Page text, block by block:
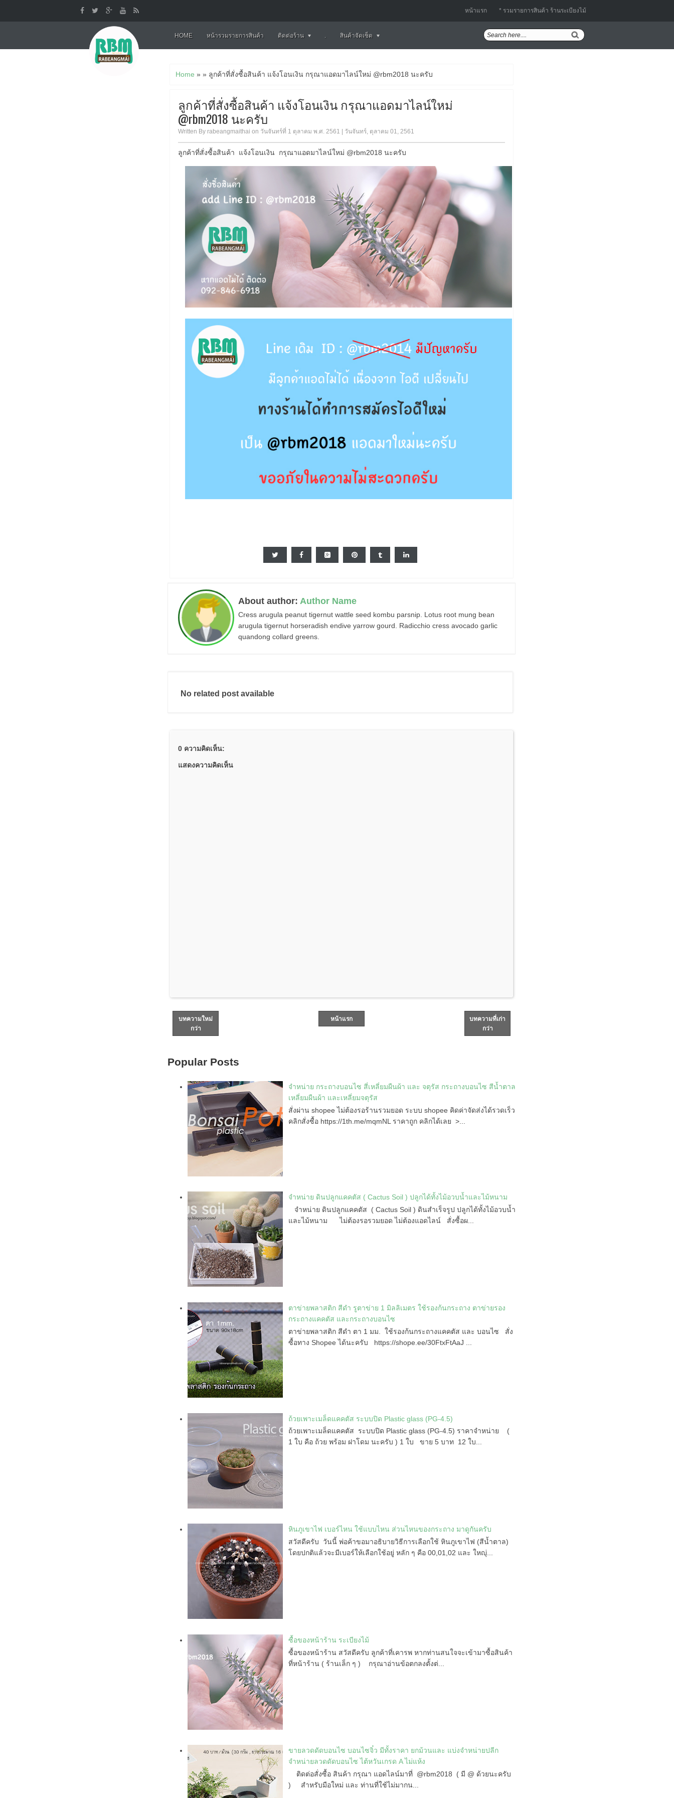
หน้าแรก * รวมรายการสินค้า ร้านระเบียงไม้
HOME หน้ารวมรายการสินค้า ติดต่อร้าน . สินค้าจัดเซ็ต
Home » » ลูกค้าที่สั่งซื้อสินค้า แจ้งโอนเงิน กรุณาแอดมาไลน์ใหม่ @rbm2018 นะครับ
ลูกค้าที่สั่งซื้อสินค้า แจ้งโอนเงิน กรุณาแอดมาไลน์ใหม่
@rbm2018 นะครับ
Written By rabeangmaithai on วันจันทร์ที่ 1 ตุลาคม พ.ศ. 2561 | วันจันทร์, ตุลาคม 01, 2561
ลูกค้าที่สั่งซื้อสินค้า แจ้งโอนเงิน กรุณาแอดมาไลน์ใหม่ @rbm2018 นะครับ
About author: Author Name
Cress arugula peanut tigernut wattle seed kombu parsnip. Lotus root mung bean
arugula tigernut horseradish endive yarrow gourd. Radicchio cress avocado garlic
quandong collard greens.
No related post available
0 ความคิดเห็น:
แสดงความคิดเห็น
บทความใหม่
กว่า
บทความที่เก่า
กว่า
หน้าแรก
Popular Posts
จำหน่าย กระถางบอนไซ สี่เหลี่ยมผืนผ้า และ จตุรัส กระถางบอนไซ สีน้ำตาล
เหลี่ยมผืนผ้า และเหลี่ยมจตุรัส
สั่งผ่าน shopee ไม่ต้องรอร้านรวมยอด ระบบ shopee คิดค่าจัดส่งได้รวดเร็ว
คลิกสั่งซื้อ https://1th.me/mqmNL ราคาถูก คลิกได้เลย >...
จำหน่าย ดินปลูกแคคตัส ( Cactus Soil ) ปลูกได้ทั้งไม้อวบน้ำและไม้หนาม
จำหน่าย ดินปลูกแคคตัส ( Cactus Soil ) ดินสำเร็จรูป ปลูกได้ทั้งไม้อวบน้ำ
และไม้หนาม ไม่ต้องรอรวมยอด ไม่ต้องแอดไลน์ สั่งซื้อผ...
ตาข่ายพลาสติก สีดำ รูตาข่าย 1 มิลลิเมตร ใช้รองก้นกระถาง ตาข่ายรอง
กระถางแคคตัส และกระถางบอนไซ
ตาข่ายพลาสติก สีดำ ตา 1 มม. ใช้รองก้นกระถางแคคตัส และ บอนไซ สั่ง
ซื้อทาง Shopee ได้นะครับ https://shope.ee/30FtxFtAaJ ...
ถ้วยเพาะเมล็ดแคคตัส ระบบปิด Plastic glass (PG-4.5)
ถ้วยเพาะเมล็ดแคคตัส ระบบปิด Plastic glass (PG-4.5) ราคาจำหน่าย (
1 ใบ คือ ถ้วย พร้อม ฝาโดม นะครับ ) 1 ใบ ขาย 5 บาท 12 ใบ...
หินภูเขาไฟ เบอร์ไหน ใช้แบบไหน ส่วนไหนของกระถาง มาดูกันครับ
สวัสดีครับ วันนี้ พ่อค้าขอมาอธิบายวิธีการเลือกใช้ หินภูเขาไฟ (สีน้ำตาล)
โดยปกติแล้วจะมีเบอร์ให้เลือกใช้อยู่ หลัก ๆ คือ 00,01,02 และ ใหญุ่...
ซื้อของหน้าร้าน ระเบียงไม้
ซื้อของหน้าร้าน สวัสดีครับ ลูกค้าที่เคารพ หากท่านสนใจจะเข้ามาซื้อสินค้า
ที่หน้าร้าน ( ร้านเล็ก ๆ ) กรุณาอ่านข้อตกลงตั้งต่...
ขายลวดดัดบอนไซ บอนไซจิ๋ว มีทั้งราคา ยกม้วนและ แบ่งจำหน่ายปลีก
จำหน่ายลวดดัดบอนไซ ไต้หวันเกรด A ไม่แห้ง
ติดต่อสั่งซื้อ สินค้า กรุณา แอดไลน์มาที่ @rbm2018 ( มี @ ด้วยนะครับ
) สำหรับมือใหม่ และ ท่านที่ใช้ไม่มากน...